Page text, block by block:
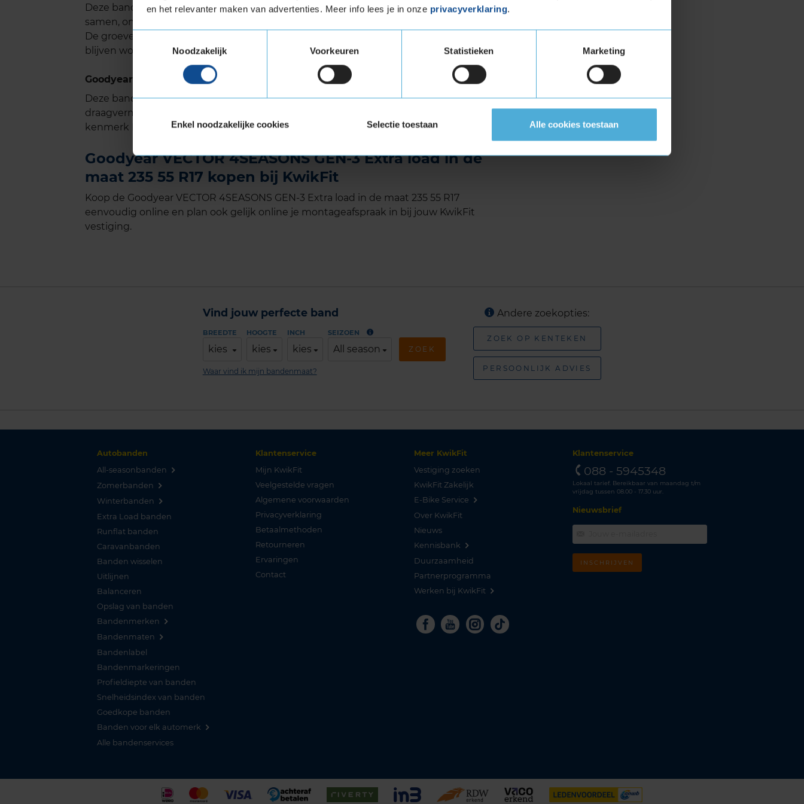
en het relevanter maken van advertenties. Meer info lees je in onze privacyverklaring.
Toestemmingsselectie
Noodzakelijk
Voorkeuren Statistieken Marketing
Enkel noodzakelijke cookies Selectie toestaan Alle cookies toestaan
Deze band heeft veel groeven in het midden van het profiel. De groeven werken
samen, omdat ze elkaar kruizen en zorgen daardoor voor een betere grip op sneeuw.
De groeven ontwikkelen zich met de tijd, zodat het water continu afgevoerd kan
blijven worden. Dus weerstand tegen aquaplaning gedurende de hele levensduur.
Goodyear VECTOR 4SEASONS GEN-3 met Extra Load (verstevigde band)
Deze band is ook geschikt voor voertuigen die banden met een hoger
draagvermogen nodig hebben. Verstevigde banden zijn te herkennen aan het
kenmerk Extra Load.
Goodyear VECTOR 4SEASONS GEN-3 Extra load in de
maat 235 55 R17 kopen bij KwikFit
Koop de Goodyear VECTOR 4SEASONS GEN-3 Extra load in de maat 235 55 R17
eenvoudig online en plan ook gelijk online je montageafspraak in bij jouw KwikFit
vestiging.
Vind jouw perfecte band
BREEDTE
kies
HOOGTE
kies
INCH
kies
SEIZOEN
All season ZOEK
Waar vind ik mijn bandenmaat?
Andere zoekopties:
ZOEK OP KENTEKEN
PERSOONLIJK ADVIES
Autobanden
All-seasonbanden
Zomerbanden
Winterbanden
Extra Load banden
Runflat banden
Caravanbanden
Banden wisselen
Uitlijnen
Balanceren
Opslag van banden
Bandenmerken
Bandenmaten
Bandenlabel
Bandenmarkeringen
Profieldiepte van banden
Snelheidsindex van banden
Goedkope banden
Banden voor elk automerk
Alle bandenservices
Klantenservice
Mijn KwikFit
Veelgestelde vragen
Algemene voorwaarden
Privacyverklaring
Betaalmethoden
Retourneren
Ervaringen
Contact
Meer KwikFit
Vestiging zoeken
KwikFit Zakelijk
E-Bike Service
Over KwikFit
Nieuws
Kennisbank
Duurzaamheid
Partnerprogramma
Werken bij KwikFit
Facebook
YoutubeInstagram
Tiktok
Klantenservice
088 - 5945348
Lokaal tarief. Bereikbaar van maandag t/m
vrijdag tussen 08.00 - 17.30 uur.
Nieuwsbrief
INSCHRIJVEN